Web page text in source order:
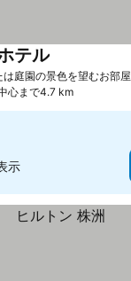
は庭園の景色を望むお部屋
テル
心まで4.7 km
示